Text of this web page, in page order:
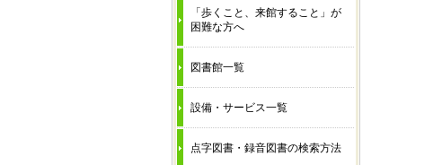
「歩くこと、来館すること」が
困難な方へ
図書館一覧
設備・サービス一覧
点字図書・録音図書の検索方法